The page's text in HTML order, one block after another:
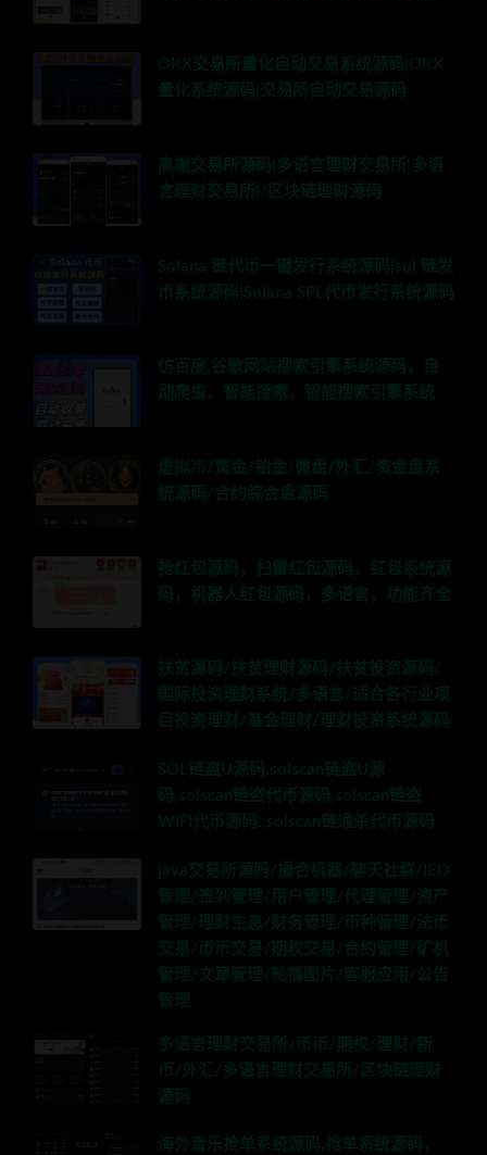
OKX交易所量化自动交易系统源码|OKX
量化系统源码|交易所自动交易源码
高端交易所源码|多语言理财交易所|多语
言理财交易所|/区块链理财源码
Solana 链代币一键发行系统源码|sol 链发
币系统源码|Solana SPL代币发行系统源码
仿百度,谷歌网站搜索引擎系统源码，自
动爬虫、智能搜索，智能搜索引擎系统
虚拟币/黄金/铂金/微盘/外汇/资金盘系
统源码/合约综合盘源码
抢红包源码，扫雷红包源码，红包系统源
码，机器人红包源码，多语言，功能齐全
扶贫源码/扶贫理财源码/扶贫投资源码/
国际投资理财系统/多语言/适合各行业项
目投资理财/基金理财/理财投资系统源码
SOL链盗U源码,solscan链盗U源
码,solscan链盗代币源码,solscan链盗
WIFI代币源码,,solscan链通杀代币源码
java交易所源码/撮合机器/聊天社群/IEO
管理/签到管理/用户管理/代理管理/资产
管理/理财生息/财务管理/币种管理/法币
交易/币币交易/期权交易/合约管理/矿机
管理/文章管理/轮播图片/客服应用/公告
管理
多语言理财交易所/币币/期权/理财/新
币/外汇/多语言理财交易所/区块链理财
源码
海外音乐抢单系统源码,抢单系统源码，